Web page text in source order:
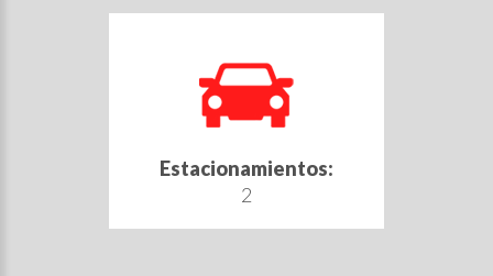
Estacionamientos:
2